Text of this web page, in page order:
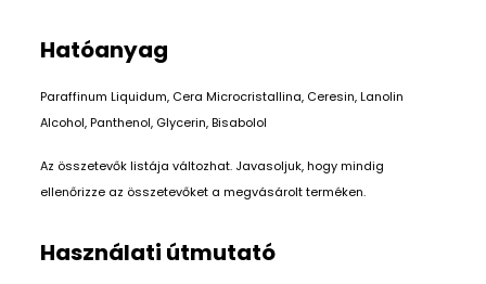
Hatóanyag
Paraffinum Liquidum, Cera Microcristallina, Ceresin, Lanolin
Alcohol, Panthenol, Glycerin, Bisabolol
Az összetevők listája változhat. Javasoljuk, hogy mindig
ellenőrizze az összetevőket a megvásárolt terméken.
Használati útmutató